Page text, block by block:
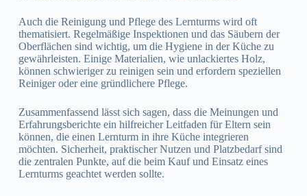
Auch die Reinigung und Pflege des Lernturms wird oft
thematisiert. Regelmäßige Inspektionen und das Säubern der
Oberflächen sind wichtig, um die Hygiene in der Küche zu
gewährleisten. Einige Materialien, wie unlackiertes Holz,
können schwieriger zu reinigen sein und erfordern speziellen
Reiniger oder eine gründlichere Pflege.
Zusammenfassend lässt sich sagen, dass die Meinungen und
Erfahrungsberichte ein hilfreicher Leitfaden für Eltern sein
können, die einen Lernturm in ihre Küche integrieren
möchten. Sicherheit, praktischer Nutzen und Platzbedarf sind
die zentralen Punkte, auf die beim Kauf und Einsatz eines
Lernturms geachtet werden sollte.